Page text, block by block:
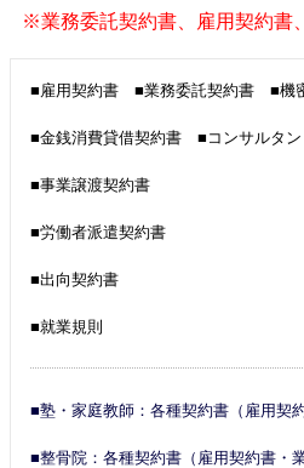
※業務委託契約書、雇用契約書
■雇用契約書 ■業務委託契約書 ■機
■金銭消費貸借契約書 ■コンサルタ
■事業譲渡契約書
■労働者派遣契約書
■出向契約書
■就業規則
■塾・家庭教師：各種契約書（雇用契
■整骨院：各種契約書（雇用契約書・